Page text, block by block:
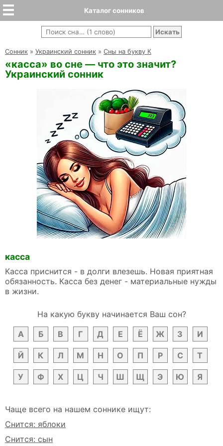
Каталог сонников
Cонник » Украинский сонник » Сны на букву К
«касса» во сне — что это значит?
Украинский сонник
касса
Касса приснится - в долги влезешь. Новая приятная
обязанность. Касса без денег - материальные нужды
в жизни.
На какую букву начинается Ваш сон?
А
Б В Г Д Е Ё Ж З И
Й К Л М Н О П Р С Т
У Ф Х Ц Ч Ш Щ Э Ю Я
Чаще всего на нашем соннике ищут:
Снится: яблоки
Снится: сын